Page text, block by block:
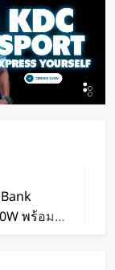
พร้อม